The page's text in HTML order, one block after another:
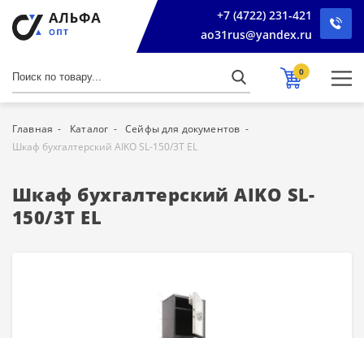
+7 (4722) 231-421
ao31rus@yandex.ru
0
Главная Каталог
Сейфы для документов
Шкаф бухгалтерский AIKO SL-150/3Т EL
Шкаф бухгалтерский AIKO SL-
150/3Т EL